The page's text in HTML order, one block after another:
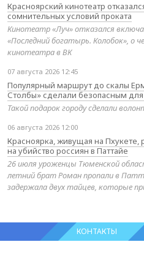
Красноярский кинотеатр
сомнительных условий проката
Кинотеатр «Луч» отказался
«Последний богатырь. Колобок», о
кинотеатра в ВК
07 августа 2026 12:45
Популярный маршрут до скалы
Столбы» сделали безопасным для
Такой подарок городу сделали
06 августа 2026 12:00
Красноярка, живущая на Пхукете,
на убийство россиян в Паттайе
26 июля уроженцы Тюменской
летний брат Роман пропали в
задержала двух тайцев, которые
КОНТАКТЫ